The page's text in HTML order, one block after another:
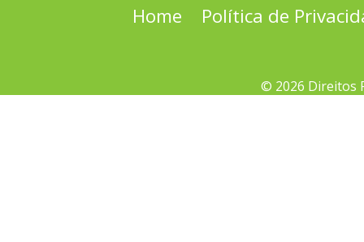
Home Política de
© 2026 Direitos